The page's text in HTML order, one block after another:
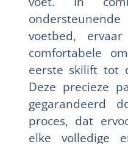
voetbed,
comfortabele
eerste skilift tot
Deze precieze
gegarandeerd
proces, dat
elke volledige